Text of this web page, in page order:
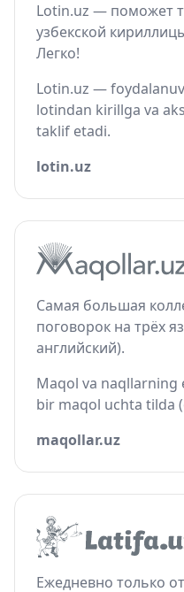
Lotin.uz — поможет
узбекской
Легко!
Lotin.uz —
lotindan kirillga va
taklif etadi.
lotin.uz
Самая большая
поговорок на трёх
английский).
Maqol va naqllarning
bir maqol uchta tilda
maqollar.uz
Ежедневно только